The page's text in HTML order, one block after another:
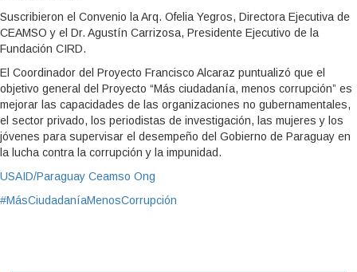
Suscribieron el Convenio la Arq. Ofelia Yegros, Directora Ejecutiva de
CEAMSO y el Dr. Agustín Carrizosa, Presidente Ejecutivo de la
Fundación CIRD.
El Coordinador del Proyecto Francisco Alcaraz puntualizó que el
objetivo general del Proyecto “Más ciudadanía, menos corrupción” es
mejorar las capacidades de las organizaciones no gubernamentales,
el sector privado, los periodistas de investigación, las mujeres y los
jóvenes para supervisar el desempeño del Gobierno de Paraguay en
la lucha contra la corrupción y la impunidad.
USAID/Paraguay Ceamso Ong
#MásCiudadaníaMenosCorrupción